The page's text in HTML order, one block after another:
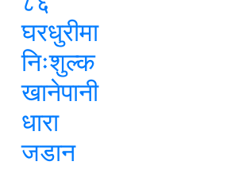
घरधुरीमा
निःशुल्क
खानेपानी
धारा
जडान